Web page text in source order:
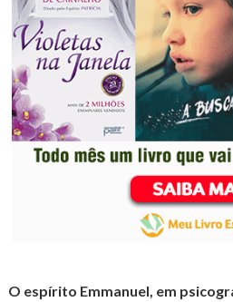
O espírito Emmanuel, em